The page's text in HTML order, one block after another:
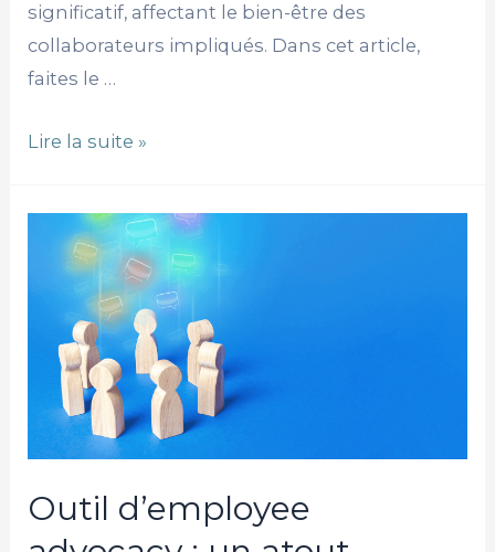
significatif, affectant le bien-être des
collaborateurs impliqués. Dans cet article,
faites le …
Lire la suite »
Outil d’employee
Outil
d’employee
advocacy
atout
recrutement
et
communication
efficace